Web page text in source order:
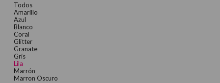
Todos
Amarillo
Azul
Blanco
Coral
Glitter
Granate
Gris
Lila
Marrón
Marron Oscuro